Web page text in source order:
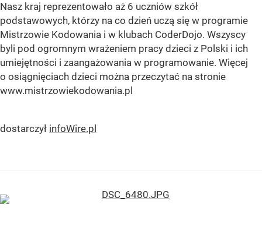
Nasz kraj reprezentowało aż 6 uczniów szkół
podstawowych, którzy na co dzień uczą się w programie
Mistrzowie Kodowania i w klubach CoderDojo. Wszyscy
byli pod ogromnym wrażeniem pracy dzieci z Polski i ich
umiejętności i zaangażowania w programowanie. Więcej
o osiągnięciach dzieci można przeczytać na stronie
www.mistrzowiekodowania.pl
dostarczył infoWire.pl